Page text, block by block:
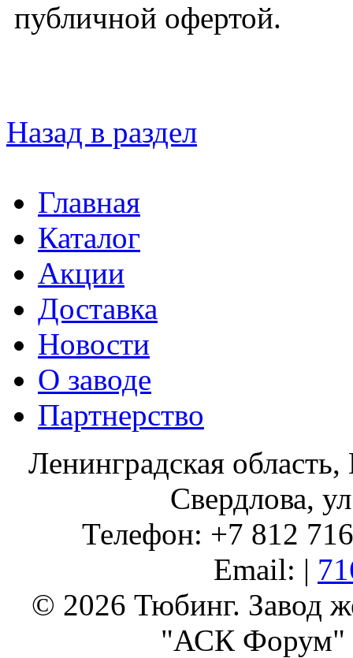
публичной офертой.
Назад в раздел
Главная
Каталог
Акции
Доставка
Новости
О заводе
Партнерство
Ленинградская
Свердлова,
Телефон: +7 812
Email: |
© 2026 Тюбинг. Завод
"АСК Форум"